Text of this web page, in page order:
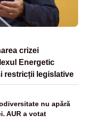
crizei
Energetic
restricții legislative
nu apără
AUR a votat